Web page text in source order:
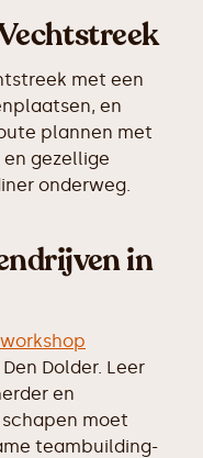
met een
en
plannen met
gezellige
onderweg.
in
workshop
Dolder. Leer
en
moet
teambuilding-